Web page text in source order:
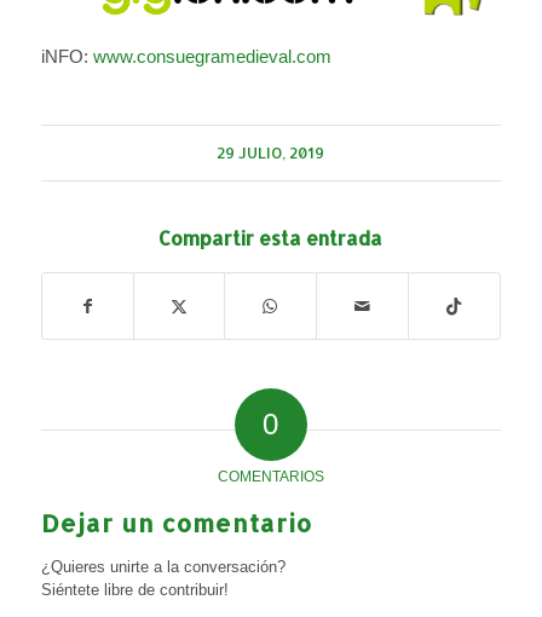
iNFO: www.consuegramedieval.com
29 JULIO, 2019
Compartir esta entrada
0
COMENTARIOS
Dejar un comentario
¿Quieres unirte a la conversación?
Siéntete libre de contribuir!